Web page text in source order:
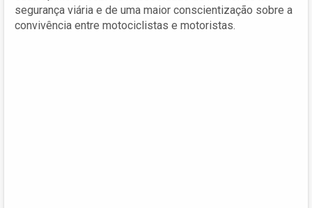
segurança viária e de uma maior conscientização sobre a
convivência entre motociclistas e motoristas.